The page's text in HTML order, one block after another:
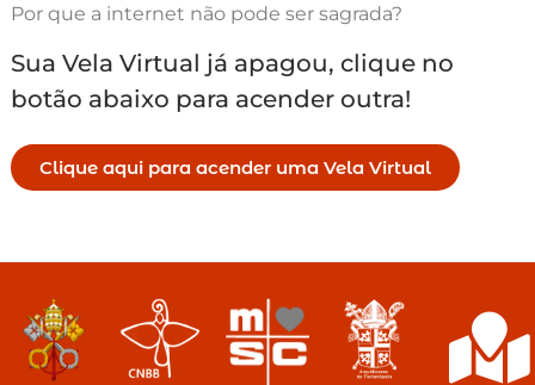
Por que a internet não pode ser sagrada?
Sua Vela Virtual já apagou, clique no
botão abaixo para acender outra!
Clique aqui para acender uma Vela Virtual